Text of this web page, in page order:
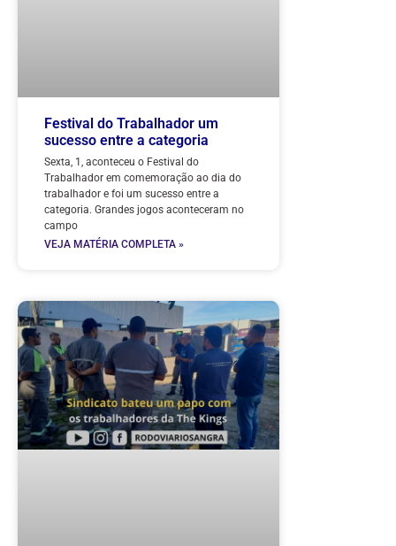
Festival do Trabalhador um
sucesso entre a categoria
Sexta, 1, aconteceu o Festival do
Trabalhador em comemoração ao dia do
trabalhador e foi um sucesso entre a
categoria. Grandes jogos aconteceram no
campo
VEJA MATÉRIA COMPLETA »